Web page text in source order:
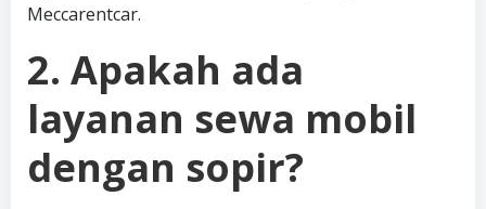
Meccarentcar.
2. Apakah ada
layanan sewa mobil
dengan sopir?